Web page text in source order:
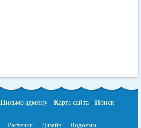
Письмо админу • Карта сайта • Поиск •
· Растения · Дизайн · Водоемы ·